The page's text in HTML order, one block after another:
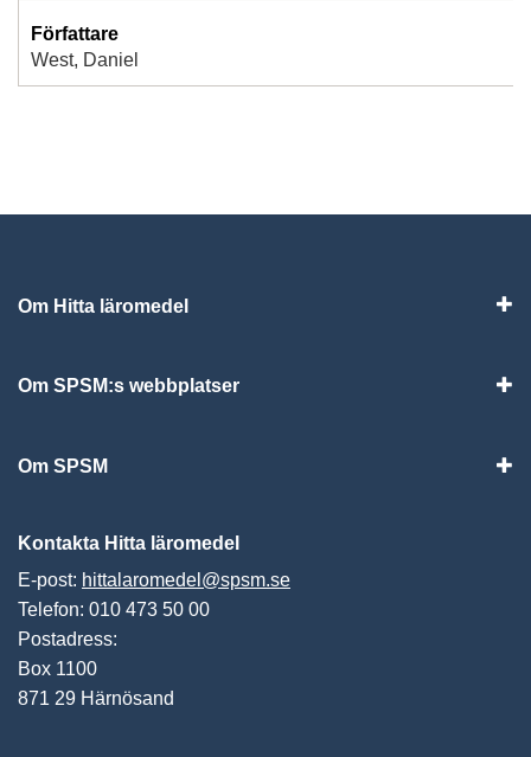
Författare
West, Daniel
Om Hitta läromedel
Om SPSM:s webbplatser
Om SPSM
Kontakta Hitta läromedel
E-post: hittalaromedel@spsm.se
Telefon: 010 473 50 00
Postadress:
Box 1100
871 29 Härnösand